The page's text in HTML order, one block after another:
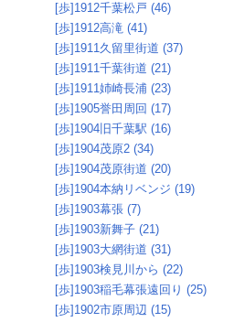
[歩]1912千葉松戸 (46)
[歩]1912高滝 (41)
[歩]1911久留里街道 (37)
[歩]1911千葉街道 (21)
[歩]1911姉崎長浦 (23)
[歩]1905誉田周回 (17)
[歩]1904旧千葉駅 (16)
[歩]1904茂原2 (34)
[歩]1904茂原街道 (20)
[歩]1904本納リベンジ (19)
[歩]1903幕張 (7)
[歩]1903新舞子 (21)
[歩]1903大網街道 (31)
[歩]1903検見川から (22)
[歩]1903稲毛幕張遠回り (25)
[歩]1902市原周辺 (15)